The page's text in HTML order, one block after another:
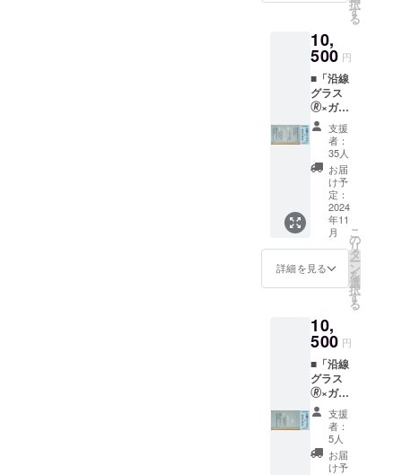
Nothing
・「沿
線グラ
ス🄬×ガ
チアダ
チ」を
オンラ
インで
販売す
るの
は、今
回のク
ラファ
ンに限
りま
す。
径7.7×
高さ
15.2cm
／
435ml
／ソー
ダガラ
意事
項】 ・
個数
は、1種
類×1個
です。
・送料
込みの
金額と
額が目
標に達
した時
点から
制作を
スター
トし
て、完
成後に
お届け
しま
となる
「沿線
グラス
🄬」で
す。
「想造
楽工」
が、足
立区に
ある東
武スカ
イツ
リーラ
インの
駅（竹
ノ塚～
堀切）
をデザ
7.7×高
さ
15.2cm
／
435ml
／ソー
ダガラ
意事
項】 ・
個数
択
す
る
10,
500 円
■「沿線
グラス
🄬×ガチ
アダ
チ」日
暮里・
舎人ラ
イナー
ver.あだ
ちの駅
×1個
■「沿線
グラス
🄬×ガチ
アダ
チ」東
イツ
リーラ
インver.
あだち
の駅×1
個 【商
品説
明】 今
回限り
となる
特別な
支援
者：
35人
お届
け予
定：
2024
年11
月
詳細を見る
こ
の
リ
タ
ー
ン
を
選
択
す
る
10,
500 円
■「沿線
グラス
🄬×ガチ
アダ
チ」日
暮里・
舎人ラ
イナー
支援
者：
5人
お届
け予